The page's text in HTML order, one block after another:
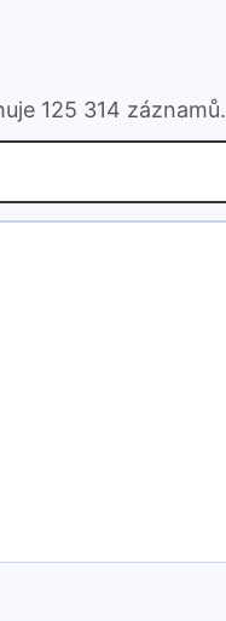
125 314 záznamů.